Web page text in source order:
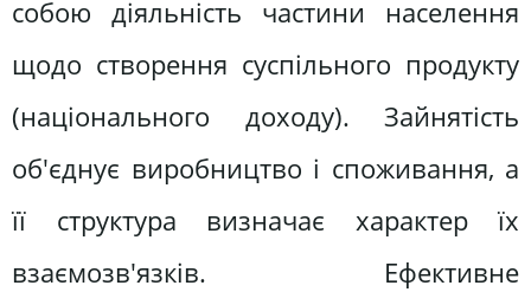
собою діяльність частини населення
щодо створення суспільного продукту
(національного доходу). Зайнятість
об'єднує виробництво і споживання, а
її структура визначає характер їх
взаємозв'язків. Ефективне